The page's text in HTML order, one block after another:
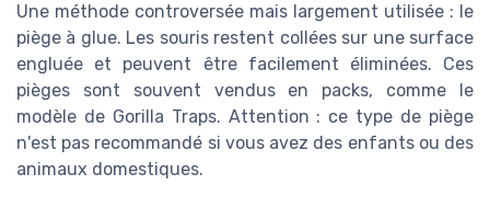
Une méthode controversée mais largement utilisée : le
piège à glue. Les souris restent collées sur une surface
engluée et peuvent être facilement éliminées. Ces
pièges sont souvent vendus en packs, comme le
modèle de Gorilla Traps. Attention : ce type de piège
n'est pas recommandé si vous avez des enfants ou des
animaux domestiques.